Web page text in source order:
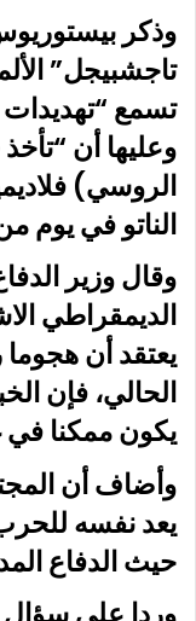
وذكر
تاجشبيجل”
تسمع
وعليها أن
الروسي)
الناتو في يوم
وقال وزير
الديمقراطي
يعتقد أن
الحالي، فإن
يكون ممكنا في غضون 5
وأضاف أن
يعد نفسه
حيث الدفاع